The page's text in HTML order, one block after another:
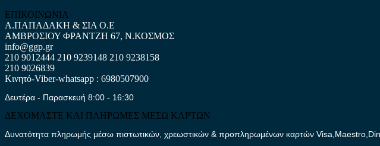
ΕΠΙΚΟΙΝΩΝΙΑ
Α.ΠΑΠΑΔΑΚΗ & ΣΙΑ Ο.Ε
ΑΜΒΡΟΣΙΟΥ ΦΡΑΝΤΖΗ 67, Ν.ΚΟΣΜΟΣ
info@ggp.gr
210 9012444 210 9239148 210 9238158
210 9026839
Κινητό-Viber-whatsapp : 6980507900
Δευτέρα - Παρασκευή 8:00 - 16:30
ΔΕΧΟΜΑΣΤΕ ΚΑΙ ΠΛΗΡΩΜΕΣ ΜΕΣΩ ΚΑΡΤΩΝ
Δυνατότητα πληρωμής μέσω πιστωτικών, χρεωστικών & προπληρωμένων καρτών